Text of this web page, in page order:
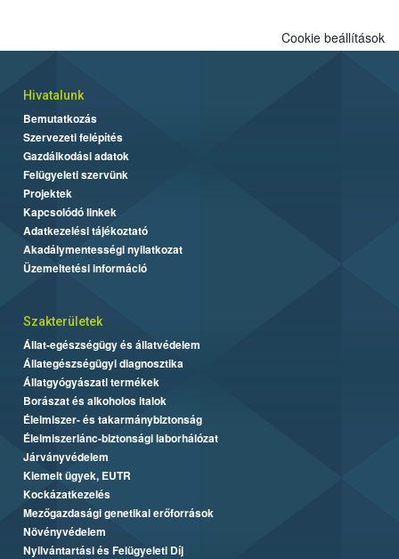
Cookie beállítások
Hivatalunk
Bemutatkozás
Szervezeti felépítés
Gazdálkodási adatok
Felügyeleti szervünk
Projektek
Kapcsolódó linkek
Adatkezelési tájékoztató
Akadálymentességi nyilatkozat
Üzemeltetési információ
Szakterületek
Állat-egészségügy és állatvédelem
Állategészségügyi diagnosztika
Állatgyógyászati termékek
Borászat és alkoholos italok
Élelmiszer- és takarmánybiztonság
Élelmiszerlánc-biztonsági laborhálózat
Járványvédelem
Kiemelt ügyek, EUTR
Kockázatkezelés
Mezőgazdasági genetikai erőforrások
Növényvédelem
Nyilvántartási és Felügyeleti Díj